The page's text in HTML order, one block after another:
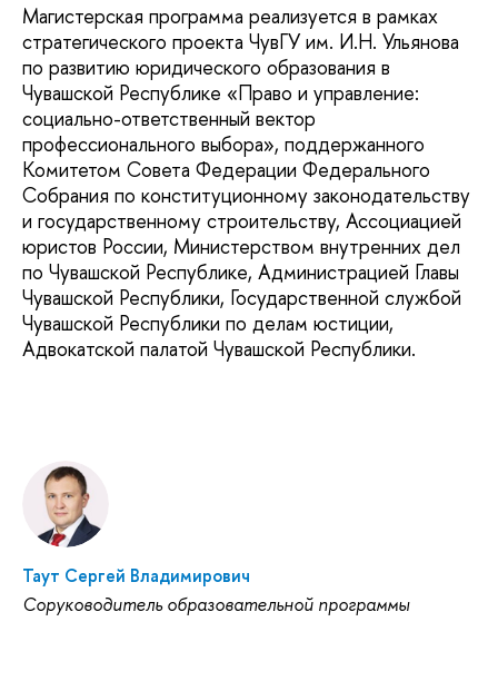
Магистерская программа реализуется в рамках
стратегического проекта ЧувГУ им. И.Н. Ульянова
по развитию юридического образования в
Чувашской Республике «Право и управление:
социально-ответственный вектор
профессионального выбора», поддержанного
Комитетом Совета Федерации Федерального
Собрания по конституционному законодательству
и государственному строительству, Ассоциацией
юристов России, Министерством внутренних дел
по Чувашской Республике, Администрацией Главы
Чувашской Республики, Государственной службой
Чувашской Республики по делам юстиции,
Адвокатской палатой Чувашской Республики.
Таут Сергей Владимирович
Соруководитель образовательной программы